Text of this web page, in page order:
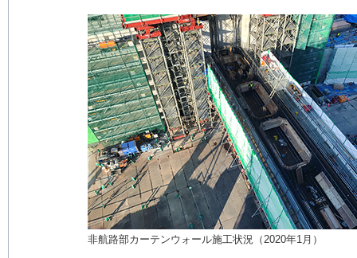
非航路部カーテンウォール施工状況（2020年1月）